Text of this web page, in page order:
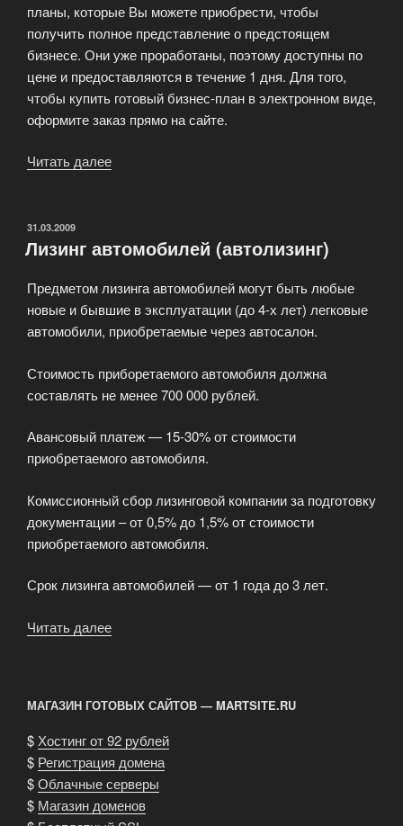
планы, которые Вы можете приобрести, чтобы
получить полное представление о предстоящем
бизнесе. Они уже проработаны, поэтому доступны по
цене и предоставляются в течение 1 дня. Для того,
чтобы купить готовый бизнес-план в электронном виде,
оформите заказ прямо на сайте.
Читать далее
ОПУБЛИКОВАНО
31.03.2009
Лизинг автомобилей (автолизинг)
Предметом лизинга автомобилей могут быть любые
новые и бывшие в эксплуатации (до 4-х лет) легковые
автомобили, приобретаемые через автосалон.
Стоимость приборетаемого автомобиля должна
составлять не менее 700 000 рублей.
Авансовый платеж — 15-30% от стоимости
приобретаемого автомобиля.
Комиссионный сбор лизинговой компании за подготовку
документации – от 0,5% до 1,5% от стоимости
приобретаемого автомобиля.
Срок лизинга автомобилей — от 1 года до 3 лет.
Читать далее
МАГАЗИН ГОТОВЫХ САЙТОВ — MARTSITE.RU
$ Хостинг от 92 рублей
$ Регистрация домена
$Облачные серверы
$ Магазин доменов